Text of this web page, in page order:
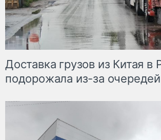
Доставка грузов из Китая в
подорожала из-за